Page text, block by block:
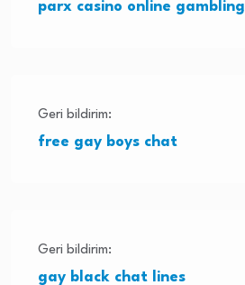
parx casino online gambling
Geri bildirim:
free gay boys chat
Geri bildirim:
gay black chat lines